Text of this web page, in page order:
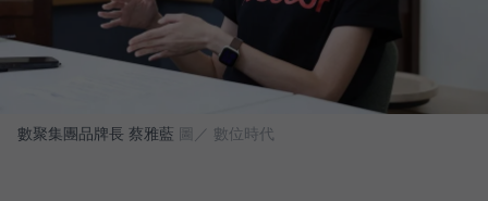
數聚集團品牌長 蔡雅藍 圖／ 數位時代